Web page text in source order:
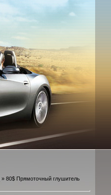
» 80$ Прямоточный глушитель